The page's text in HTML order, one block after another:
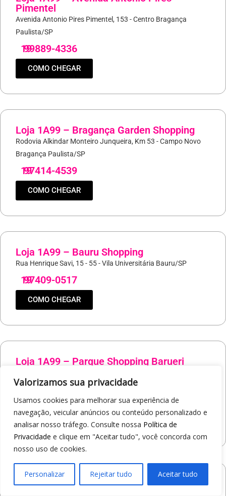
Valorizamos sua privacidade
Usamos cookies para melhorar sua experiência de
navegação, veicular anúncios ou conteúdo personalizado e
analisar nosso tráfego. Consulte nossa Política de
Privacidade e clique em "Aceitar tudo", você concorda com
nosso uso de cookies.
Personalizar Rejeitar tudo Aceitar tudo
Pimentel
Avenida Antonio Pires Pimentel, 153 - Centro Bragança
Paulista/SP
19
99889-4336
COMO CHEGAR
Loja 1A99 – Bragança Garden Shopping
Rodovia Alkindar Monteiro Junqueira, Km 53 - Campo Novo
Bragança Paulista/SP
19
97414-4539
COMO CHEGAR
Loja 1A99 – Bauru Shopping
Rua Henrique Savi, 15 - 55 - Vila Universitária Bauru/SP
19
97409-0517
COMO CHEGAR
Loja 1A99 – Parque Shopping Barueri
Barueri/SP
19
97421-9037
COMO CHEGAR
Loja 1A99 – North Shopping Barretos